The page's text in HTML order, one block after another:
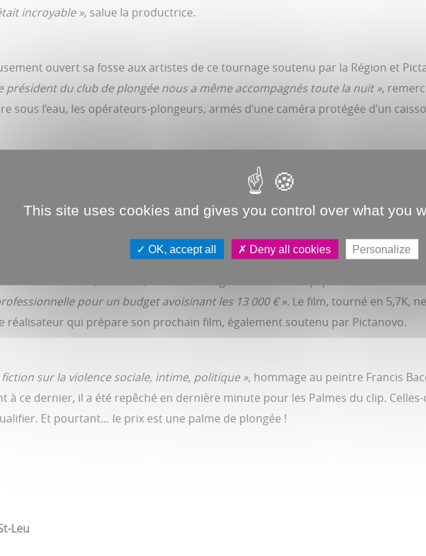
incroyable », salue la productrice.
ouvert sa fosse aux artistes de ce tournage soutenu par la Région et
président du club de plongée nous a même accompagnés toute la nuit »,
sous l’eau, les opérateurs-plongeurs, armés d’une caméra protégée d’un
plus que pendant les concerts , souligne Julie Cottier.
Un clip est
Mais comment s’y prendre, en faire une œuvre en soi ?« J’ai écouté, écouté,
Le sujet est assez dur. Les migrants, la traversée de la Méditerranée…
sens ? »
vers les néons, la danse, l’eau. Avec exigence :
« Notre équipe d’artistes et
pour un budget avoisinant les 13 000 € ». Le film, tourné en 5,7K,
réalisateur qui prépare son prochain film, également soutenu par Pictanovo.
fiction sur la violence sociale, intime, politique », hommage au peintre Francis
à ce dernier, il a été repêché en dernière minute pour les Palmes du clip.
Et pourtant… le prix est une palme de plongée !
Leu
This site uses cookies and gives you control over what you
OK, accept all Deny all cookies Personalize